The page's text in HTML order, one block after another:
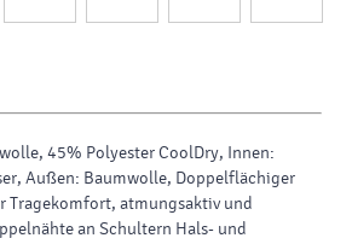
45% Polyester CoolDry, Innen:
Außen: Baumwolle, Doppelflächiger
Tragekomfort, atmungsaktiv und
an Schultern Hals- und